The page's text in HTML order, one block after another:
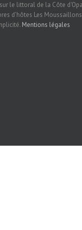
le littoral de la Côte
d'hôtes Les
Mentions légales